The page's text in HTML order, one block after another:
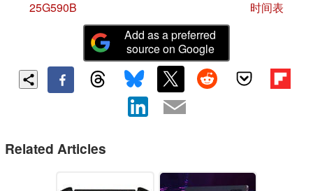
25G590B
时间表
Add as a preferred
source on Google
Related Articles